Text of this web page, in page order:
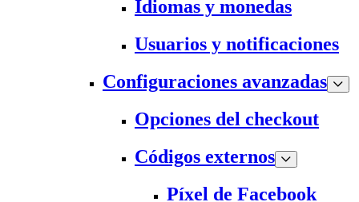
Idiomas y monedas
Usuarios y notificaciones
Configuraciones avanzadas
Opciones del checkout
Códigos externos
Píxel de Facebook